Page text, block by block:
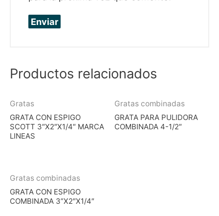
Productos relacionados
Gratas
GRATA CON ESPIGO
SCOTT 3″X2″X1/4″ MARCA
LINEAS
Gratas combinadas
GRATA PARA PULIDORA
COMBINADA 4-1/2″
Gratas combinadas
GRATA CON ESPIGO
COMBINADA 3”X2″X1/4″